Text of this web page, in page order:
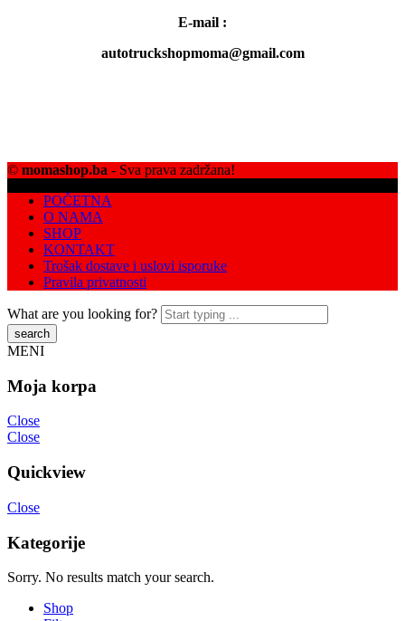
E-mail :
autotruckshopmoma@gmail.com
© momashop.ba - Sva prava zadržana!
POČETNA
O NAMA
SHOP
KONTAKT
Trošak dostave i uslovi isporuke
Pravila privatnosti
What are you looking for?
MENI
Moja korpa
Close
Close
Quickview
Close
Kategorije
Sorry. No results match your search.
Shop